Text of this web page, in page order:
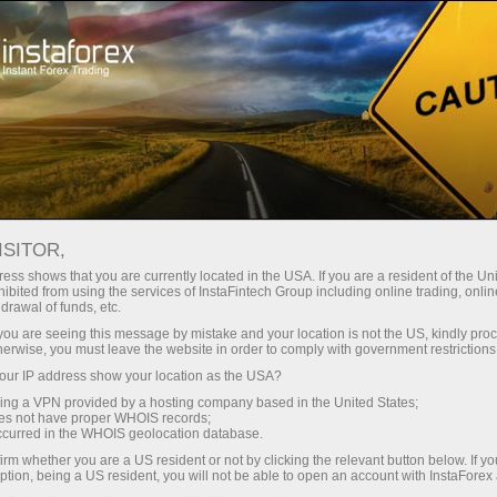
З InstaForex ви отримуєте доступ
можливостей: кредитне плече до
1:5000, одні з найкращих
спредів та комісій на ринку, а
також привабливі умови для
торгівлі акціями та індексами
Мінімальні спреди - максимум
Бонус 30% на кожен депозит
Швидкість
у трейдингу і на трасі
shows that you are currently located in the USA. If you are a resident of the
from using the services of InstaFintech Group including online trading,
of funds, etc.
are seeing this message by mistake and your location is not the US, kindly
you must leave the website in order to comply with government
IP address show your location as the USA?
a VPN provided by a hosting company based in the United States;
not have proper WHOIS records;
in the WHOIS geolocation database.
whether you are a US resident or not by clicking the relevant button below. If
being a US resident, you will not be able to open an account with InstaForex